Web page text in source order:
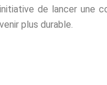
de lancer une
plus durable.